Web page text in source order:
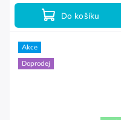
Do košíku
Akce
Doprodej